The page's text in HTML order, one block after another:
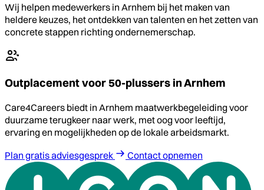
Wij helpen medewerkers in Arnhem bij het maken van
heldere keuzes, het ontdekken van talenten en het zetten van
concrete stappen richting ondernemerschap.
Outplacement voor 50-plussers in Arnhem
Care4Careers biedt in Arnhem maatwerkbegeleiding voor
duurzame terugkeer naar werk, met oog voor leeftijd,
ervaring en mogelijkheden op de lokale arbeidsmarkt.
Plan gratis adviesgesprek
Contact opnemen